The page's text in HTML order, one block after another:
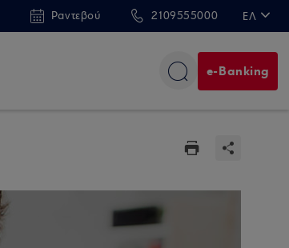
Ραντεβού 2109555000 ΕΛ
e-Banking